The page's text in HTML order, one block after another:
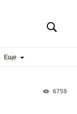
Еще
6759